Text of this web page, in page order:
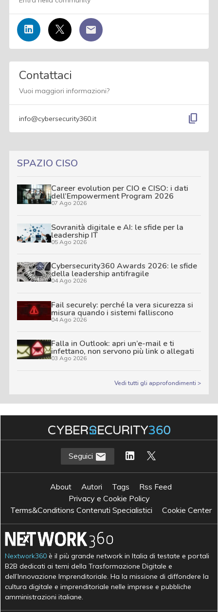
Contattaci
Vuoi maggiori informazioni?
info@cybersecurity360.it content_copy
SPAZIO CISO
Career evolution per CIO e CISO: i dati
dell’Empowerment Program 2026
07 Ago 2026
Sovranità digitale e AI: le sfide per la
leadership IT
05 Ago 2026
Cybersecurity360 Awards 2026: le sfide
della leadership antifragile
04 Ago 2026
Fail securely: perché la vera sicurezza si
misura quando i sistemi falliscono
04 Ago 2026
Falla in Outlook: apri un’e-mail e ti
infettano, non servono più link o allegati
03 Ago 2026
Vedi tutti gli approfondimenti >
Seguici
About Autori Tags
Rss Feed
Privacy e Cookie Policy
Terms&Conditions Contenuti Specialistici
Cookie Center
Nextwork360 è il più grande network in Italia di testate e portali
B2B dedicati ai temi della Trasformazione Digitale e
dell’Innovazione Imprenditoriale. Ha la missione di diffondere la
cultura digitale e imprenditoriale nelle imprese e pubbliche
amministrazioni italiane.